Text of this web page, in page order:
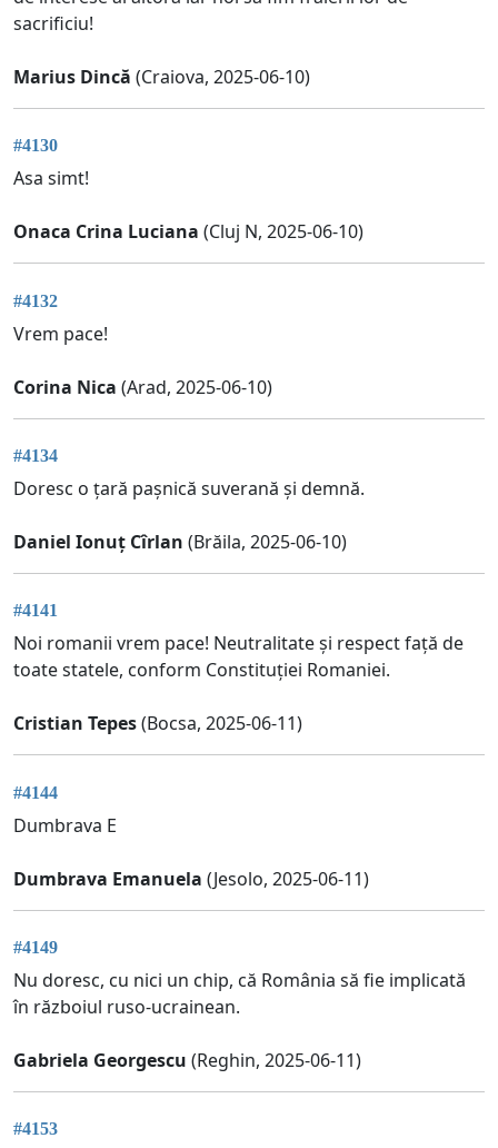
sacrificiu!
Marius Dincă (Craiova, 2025-06-10)
#4130
Asa simt!
Onaca Crina Luciana (Cluj N, 2025-06-10)
#4132
Vrem pace!
Corina Nica (Arad, 2025-06-10)
#4134
Doresc o țară pașnică suverană și demnă.
Daniel Ionuț Cîrlan (Brăila, 2025-06-10)
#4141
Noi romanii vrem pace! Neutralitate și respect față de
toate statele, conform Constituției Romaniei.
Cristian Tepes(Bocsa, 2025-06-11)
#4144
Dumbrava E
Dumbrava Emanuela (Jesolo, 2025-06-11)
#4149
Nu doresc, cu nici un chip, că România să fie implicată
în războiul ruso-ucrainean.
Gabriela Georgescu (Reghin, 2025-06-11)
#4153